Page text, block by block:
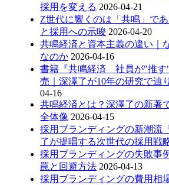
採用を変える 2026-04-21
Z世代に響くのは「共鳴」で
と採用への示唆 2026-04-20
共鳴経済と資本主義の違い｜
なのか 2026-04-16
書籍『共鳴経済 社員が"推す
売｜深澤了が10年の研究で辿
04-16
共鳴経済とは？深澤了の新著
全体像 2026-04-15
採用ブランディングの新潮流
了が提唱する次世代の採用戦
採用ブランディングの失敗事
罠と回避方法 2026-04-13
採用ブランディングの費用相